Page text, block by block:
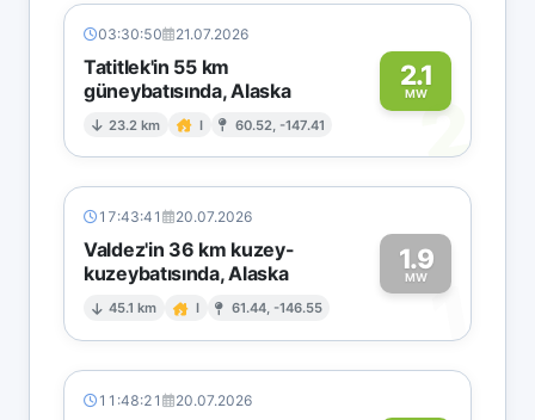
03:30:50 21.07.2026
Tatitlek'in 55 km
güneybatısında, Alaska
23.2 km I 60.52, -147.41
2.1
MW2
17:43:41 20.07.2026
Valdez'in 36 km kuzey-
kuzeybatısında, Alaska
45.1 km I 61.44, -146.55
1.9
MW1
11:48:21 20.07.2026